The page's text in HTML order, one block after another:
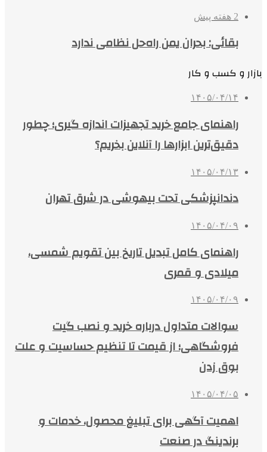
2 هفته پیش
بقائی: بحران یمن راه‌حل نظامی ندارد
بازار و کسب و کار
۱۴۰۵/۰۴/۱۴
راهنمای جامع خرید تجهیزات اندازه گیری؛ چطور
دقیق‌ترین ابزارها را آنلاین بخریم؟
۱۴۰۵/۰۴/۱۳
دندانپزشکی تحت بیهوشی در شرق تهران
۱۴۰۵/۰۴/۰۹
راهنمای کامل تبدیل تاریخ بین تقویم شمسی،
میلادی و قمری
۱۴۰۵/۰۴/۰۹
سوالات متداول درباره خرید و نصب گیت
فروشگاهی؛ از قیمت تا تنظیم حساسیت و علت
بوق زدن
۱۴۰۵/۰۴/۰۵
اهمیت آگهی برای تبلیغ محصول، خدمات و
برندینگ در صنعت